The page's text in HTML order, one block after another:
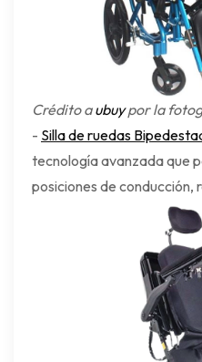
Crédito aubuypor la
- Silla de ruedas
tecnología avanzada que
posiciones de conducción,